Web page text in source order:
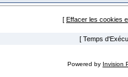
[ Effacer les cookies
[ Temps
Powered by Invision